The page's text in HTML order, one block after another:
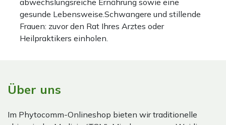
abwechslungsreiche Ernährung sowie eine
gesunde Lebensweise.Schwangere und stillende
Frauen: zuvor den Rat Ihres Arztes oder
Heilpraktikers einholen.
Über uns
Im Phytocomm-Onlineshop bieten wir traditionelle